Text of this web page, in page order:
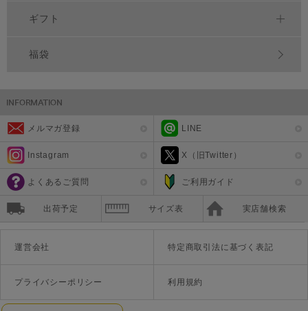
ギフト
福袋
メルマガ登録 LINE
Instagram X（旧Twitter）
よくあるご質問 ご利用ガイド
出荷予定 サイズ表 実店舗検索
運営会社 特定商取引法に基づく表記
プライバシーポリシー 利用規約